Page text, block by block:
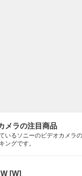
メラの注目商品
いるソニーのビデオカメラ
ングです。
[W]